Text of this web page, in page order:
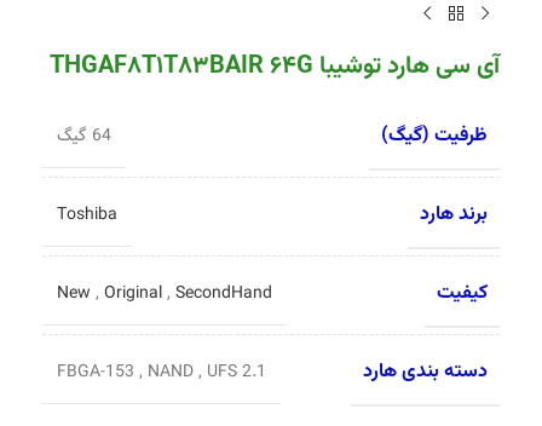
آی سی هارد توشیبا THGAF8T1T83BAIR 64G
ظرفیت (گیگ) 64 گیگ
برند هارد Toshiba
کیفیت New , Original, SecondHand
دسته بندی هارد FBGA-153 , NAND, UFS 2.1